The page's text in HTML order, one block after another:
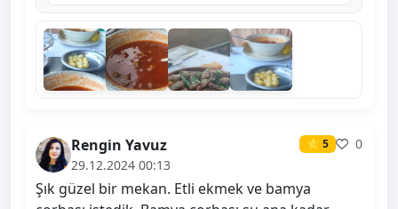
Rengin Yavuz ⭐ 5
0
29.12.2024 00:13
Şık güzel bir mekan. Etli ekmek ve bamya